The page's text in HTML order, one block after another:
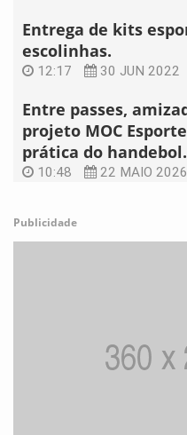
Entrega de kits
escolinhas.
12:17 30 JUN 2022
Entre passes,
projeto MOC
prática do handebol.
10:48 22 MAIO 2026
Publicidade